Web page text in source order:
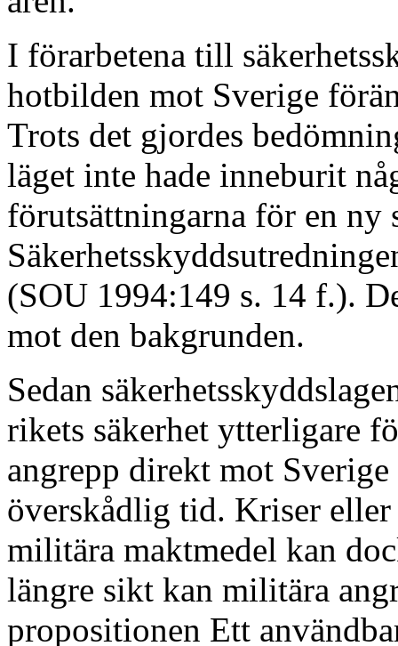
I förarbetena till
hotbilden mot Sverige
Trots det gjordes
läget inte hade inneburit
förutsättningarna för en ny
(SOU 1994:149 s. 14 f.).
mot den bakgrunden.
Sedan
rikets säkerhet ytterligare
angrepp direkt mot
överskådlig tid. Kriser
militära maktmedel kan
längre sikt kan militära
propositionen Ett